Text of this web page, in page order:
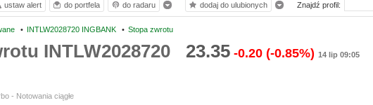
• INTLW2028720 INGBANK • Stopa zwrotu
INTLW2028720 23.35 -0.20 (-0.85%) 14 lip 09:05
- Notowania ciągłe
ustaw alert do portfela do radaru dodaj do ulubionych Znajdź profil: